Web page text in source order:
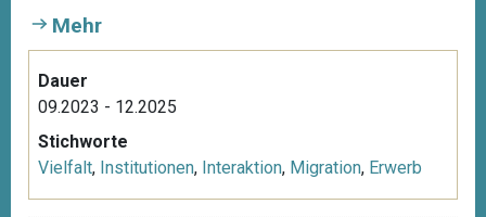
Mehr
Dauer
09.2023 - 12.2025
Stichworte
Vielfalt, Institutionen, Interaktion, Migration, Erwerb